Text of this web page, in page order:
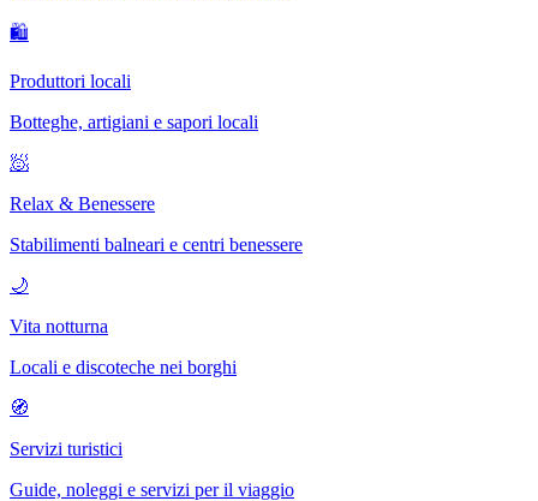
🛍
Produttori locali
Botteghe, artigiani e sapori locali
🧖
Relax & Benessere
Stabilimenti balneari e centri benessere
🌙
Vita notturna
Locali e discoteche nei borghi
🧭
Servizi turistici
Guide, noleggi e servizi per il viaggio